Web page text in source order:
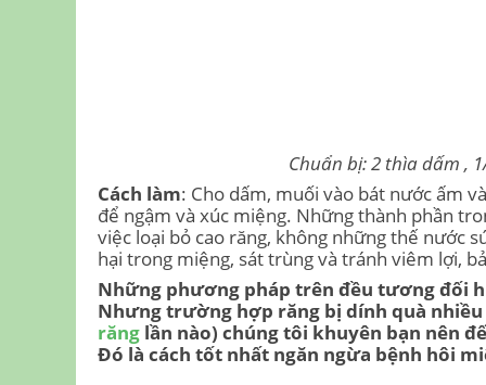
Chuẩn bị: 2 thìa dấm ,
Cách làm: Cho dấm, muối vào bát nước ấm
để ngậm và xúc miệng. Những thành phần
việc loại bỏ cao răng, không những thế nước
hại trong miệng, sát trùng và tránh viêm lợi,
Những phương pháp trên đều tương đối
Nhưng trường hợp răng bị dính quà
răng lần nào) chúng tôi khuyên bạn nên
Đó là cách tốt nhất ngăn ngừa bệnh hôi